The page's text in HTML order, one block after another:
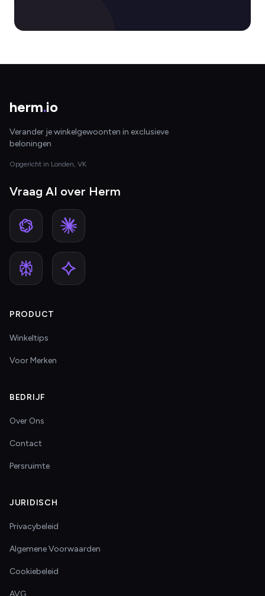
herm.io
Verander je winkelgewoonten in exclusieve
beloningen
Opgericht in Londen, VK
Vraag AI over Herm
PRODUCT
Winkeltips
Voor Merken
BEDRIJF
Over Ons
Contact
Persruimte
JURIDISCH
Privacybeleid
Algemene Voorwaarden
Cookiebeleid
AVG